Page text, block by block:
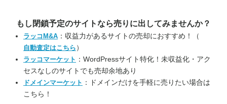
もし閉鎖予定のサイトなら売りに出してみませんか？
ラッコM&A ：収益力があるサイトの売却におすすめ！（
自動査定はこちら ）
ラッコマーケット ：WordPressサイト特化！未収益化・アク
セスなしのサイトでも売却余地あり
ドメインマーケット ：ドメインだけを手軽に売りたい場合は
こちら！